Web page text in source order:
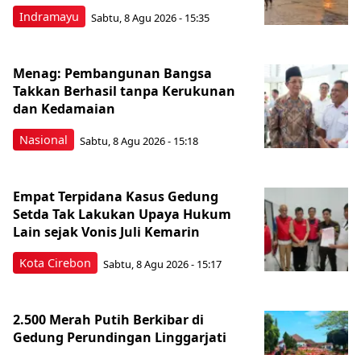
Indramayu Sabtu, 8 Agu 2026 - 15:35
Nasional
Menag: Pembangunan Bangsa
Takkan Berhasil tanpa Kerukunan
dan Kedamaian
Sabtu, 8 Agu 2026 - 15:18
Kota Cirebon
Empat Terpidana Kasus Gedung
Setda Tak Lakukan Upaya Hukum
Lain sejak Vonis Juli Kemarin
Sabtu, 8 Agu 2026 - 15:17
2.500 Merah Putih Berkibar di
Gedung Perundingan Linggarjati